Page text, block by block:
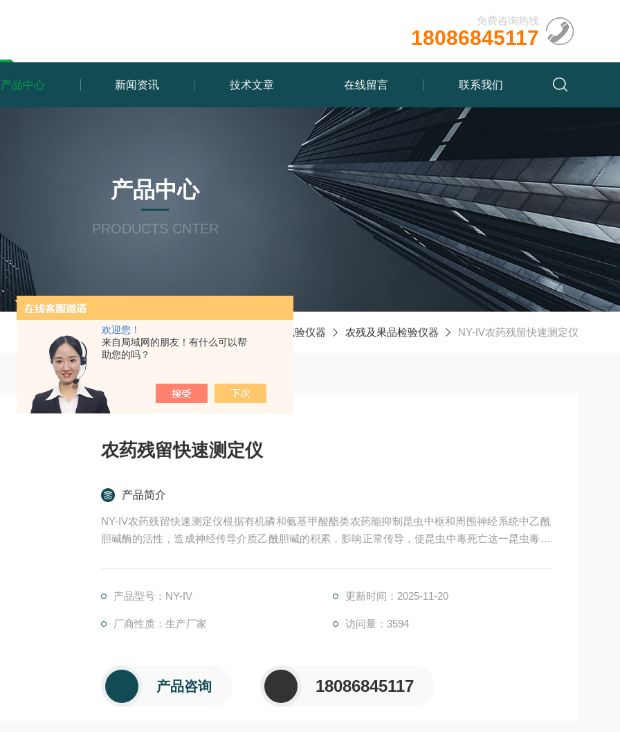
欢迎您！
来自局域网的朋友！有什么可以帮
助您的吗？
免费咨询热线
18086845117
产品中心 新闻资讯 技术文章 在线留言 联系我们
产品中心
PRODUCTS CNTER
当前位置： 科学试验仪器 农残及果品检验仪器 NY-IV农药残留快速测定仪
农药残留快速测定仪
产品简介
NY-IV农药残留快速测定仪根据有机磷和氨基甲酸酯类农药能抑制昆虫中枢和周围神经系统中乙酰
胆碱酶的活性，造成神经传导介质乙酰胆碱的积累，影响正常传导，使昆虫中毒死亡这一昆虫毒理
产品型号：NY-IV 更新时间：2025-11-20
厂商性质：生产厂家 访问量：3594
产品咨询 18086845117